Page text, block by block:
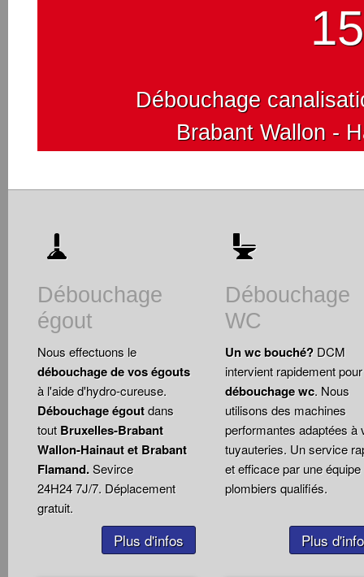
Débouchage
Brabant Wallon -
Débouchage
égout
Nous effectuons le
débouchage de vos égouts
à l'aide d'hydro-cureuse.
Débouchage égoutdans
toutBruxelles-Brabant
Wallon-Hainaut et Brabant
Flamand.Sevirce
24H24 7J/7. Déplacement
gratuit.
Plus d'infos
Débouchage
WC
Un wc bouché? DCM
intervient rapidement
débouchage wc. Nous
utilisons des machines
performantes adaptées à
tuyauteries. Un service
et efficace par une équipe
plombiers qualifiés.
Plus